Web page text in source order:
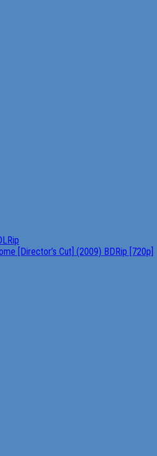
[Director’s Cut] (2009) BDRip [720p]